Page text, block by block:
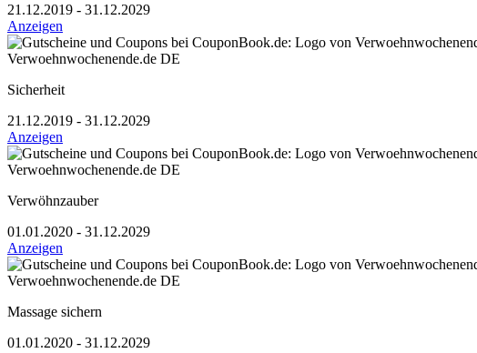
21.12.2019 - 31.12.2029
Anzeigen
Verwoehnwochenende.de DE
Sicherheit
21.12.2019 - 31.12.2029
Anzeigen
Verwoehnwochenende.de DE
Verwöhnzauber
01.01.2020 - 31.12.2029
Anzeigen
Verwoehnwochenende.de DE
Massage sichern
01.01.2020 - 31.12.2029